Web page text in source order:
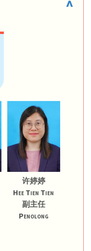
^
许婷婷
Hee Tien Tien
副主任
Penolong